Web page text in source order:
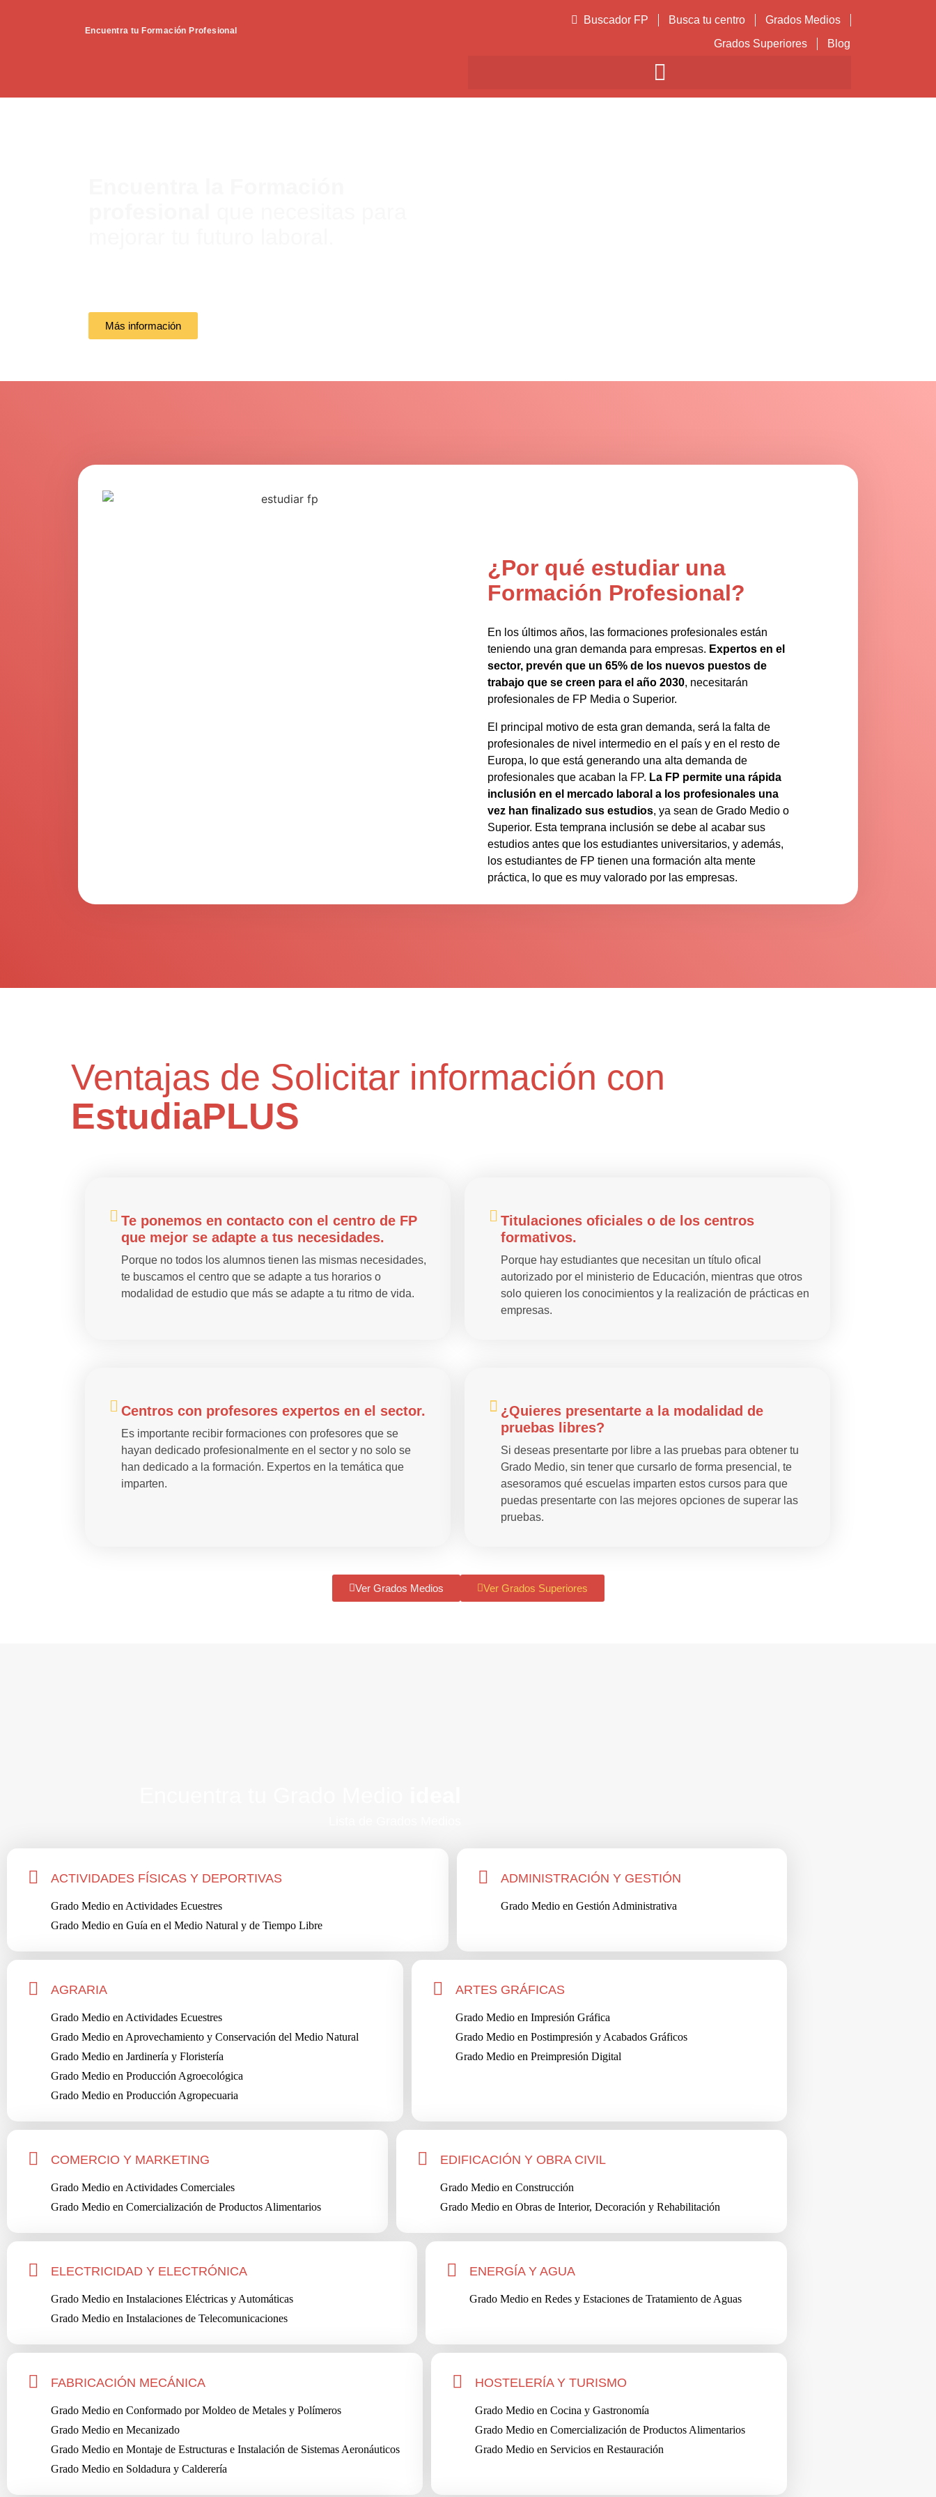
Encuentra tu Formación Profesional
Buscador FP Busca tu centro
Grados Medios
Grados Superiores
Blog
Más información
¿Por qué estudiar una
Formación Profesional?
En los últimos años, las formaciones profesionales están
teniendo una gran demanda para empresas. Expertos en el
sector, prevén que un 65% de los nuevos puestos de
trabajo que se creen para el año 2030, necesitarán
profesionales de FP Media o Superior.
El principal motivo de esta gran demanda, será la falta de
profesionales de nivel intermedio en el país y en el resto de
Europa, lo que está generando una alta demanda de
profesionales que acaban la FP. La FP permite una rápida
inclusión en el mercado laboral a los profesionales una
vez han finalizado sus estudios, ya sean de Grado Medio o
Superior. Esta temprana inclusión se debe al acabar sus
estudios antes que los estudiantes universitarios, y además,
los estudiantes de FP tienen una formación alta mente
práctica, lo que es muy valorado por las empresas.
Ventajas de Solicitar información con
EstudiaPLUS
Te ponemos en contacto con el centro de FP
que mejor se adapte a tus necesidades.
Porque no todos los alumnos tienen las mismas necesidades,
te buscamos el centro que se adapte a tus horarios o
modalidad de estudio que más se adapte a tu ritmo de vida.
Titulaciones oficiales o de los centros
formativos.
Porque hay estudiantes que necesitan un título ofical
autorizado por el ministerio de Educación, mientras que otros
solo quieren los conocimientos y la realización de prácticas en
empresas.
Centros con profesores expertos en el sector.
Es importante recibir formaciones con profesores que se
hayan dedicado profesionalmente en el sector y no solo se
han dedicado a la formación. Expertos en la temática que
imparten.
¿Quieres presentarte a la modalidad de
pruebas libres?
Si deseas presentarte por libre a las pruebas para obtener tu
Grado Medio, sin tener que cursarlo de forma presencial, te
asesoramos qué escuelas imparten estos cursos para que
puedas presentarte con las mejores opciones de superar las
pruebas.
Ver Grados Medios Ver Grados Superiores
ACTIVIDADES FÍSICAS Y DEPORTIVAS
Grado Medio en Actividades Ecuestres
Grado Medio en Guía en el Medio Natural y de Tiempo Libre
ADMINISTRACIÓN Y GESTIÓN
Grado Medio en Gestión Administrativa
AGRARIA
Grado Medio en Actividades Ecuestres
Grado Medio en Aprovechamiento y Conservación del Medio Natural
Grado Medio en Jardinería y Floristería
Grado Medio en Producción Agroecológica
Grado Medio en Producción Agropecuaria
ARTES GRÁFICAS
Grado Medio en Impresión Gráfica
Grado Medio en Postimpresión y Acabados Gráficos
Grado Medio en Preimpresión Digital
COMERCIO Y MARKETING
Grado Medio en Actividades Comerciales
Grado Medio en Comercialización de Productos Alimentarios
EDIFICACIÓN Y OBRA CIVIL
Grado Medio en Construcción
Grado Medio en Obras de Interior, Decoración y Rehabilitación
ELECTRICIDAD Y ELECTRÓNICA
Grado Medio en Instalaciones Eléctricas y Automáticas
Grado Medio en Instalaciones de Telecomunicaciones
ENERGÍA Y AGUA
Grado Medio en Redes y Estaciones de Tratamiento de Aguas
FABRICACIÓN MECÁNICA
Grado Medio en Conformado por Moldeo de Metales y Polímeros
Grado Medio en Mecanizado
Grado Medio en Montaje de Estructuras e Instalación de Sistemas Aeronáuticos
Grado Medio en Soldadura y Calderería
HOSTELERÍA Y TURISMO
Grado Medio en Cocina y Gastronomía
Grado Medio en Comercialización de Productos Alimentarios
Grado Medio en Servicios en Restauración